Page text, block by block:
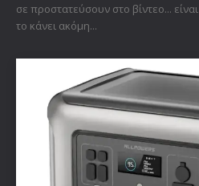
σε προστατεύσουν στο βίντεο...
το κάνει ακόμη...